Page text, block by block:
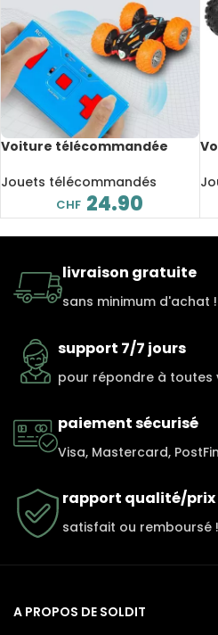
Voiture télécommandée
télécommande, Buggy, USB
Jouets télécommandés
CHF 24.90
livraison gratuite
sans minimum d'achat !
support 7/7 jours
pour répondre à toutes
paiement sécurisé
Visa, Mastercard,
rapport qualité/prix
satisfait ou remboursé !
A PROPOS DE SOLDIT